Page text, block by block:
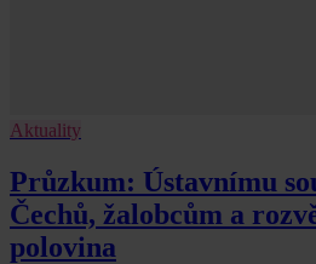
Aktuality
Průzkum: Ústavnímu
Čechů, žalobcům a
polovina